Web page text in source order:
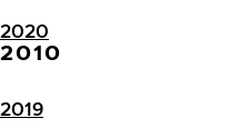
2020
2010
2019